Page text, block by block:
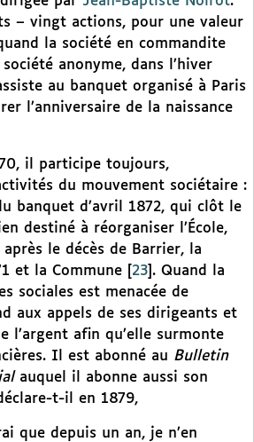
– vingt actions, pour une valeur
la société en commandite
anonyme, dans l’hiver
au banquet organisé à Paris
l’anniversaire de la naissance
il participe toujours,
du mouvement sociétaire :
banquet d’avril 1872, qui clôt le
destiné à réorganiser l’École,
le décès de Barrier, la
et la Commune
23 . Quand la
sociales est menacée de
aux appels de ses dirigeants et
l’argent afin qu’elle surmonte
Il est abonné au Bulletin
auquel il abonne aussi son
t-il en 1879,
que depuis un an, je n’en